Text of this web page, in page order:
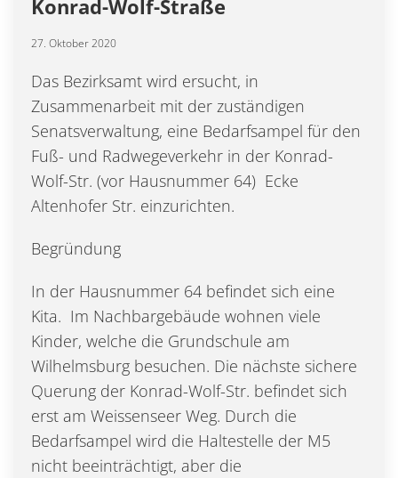
Konrad-Wolf-Straße
27. Oktober 2020
Das Bezirksamt wird ersucht, in
Zusammenarbeit mit der zuständigen
Senatsverwaltung, eine Bedarfsampel für den
Fuß- und Radwegeverkehr in der Konrad-
Wolf-Str. (vor Hausnummer 64) Ecke
Altenhofer Str. einzurichten.
Begründung
In der Hausnummer 64 befindet sich eine
Kita. Im Nachbargebäude wohnen viele
Kinder, welche die Grundschule am
Wilhelmsburg besuchen. Die nächste sichere
Querung der Konrad-Wolf-Str. befindet sich
erst am Weissenseer Weg. Durch die
Bedarfsampel wird die Haltestelle der M5
nicht beeinträchtigt, aber die